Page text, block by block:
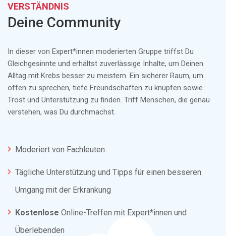
VERSTÄNDNIS
Deine Community
In dieser von Expert*innen moderierten Gruppe triffst Du
Gleichgesinnte und erhältst zuverlässige Inhalte, um Deinen
Alltag mit Krebs besser zu meistern. Ein sicherer Raum, um
offen zu sprechen, tiefe Freundschaften zu knüpfen sowie
Trost und Unterstützung zu finden. Triff Menschen, die genau
verstehen, was Du durchmachst.
Moderiert von Fachleuten
Tägliche Unterstützung und Tipps für einen besseren
Umgang mit der Erkrankung
Kostenlose Online-Treffen mit Expert*innen und
Überlebenden